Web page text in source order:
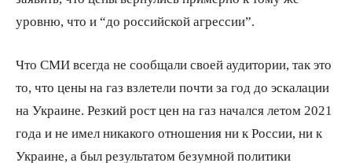
уровню, что и “до российской агрессии”.
Что СМИ всегда не сообщали своей аудитории, так это
то, что цены на газ взлетели почти за год до эскалации
на Украине. Резкий рост цен на газ начался летом 2021
года и не имел никакого отношения ни к России, ни к
Украине, а был результатом безумной политики